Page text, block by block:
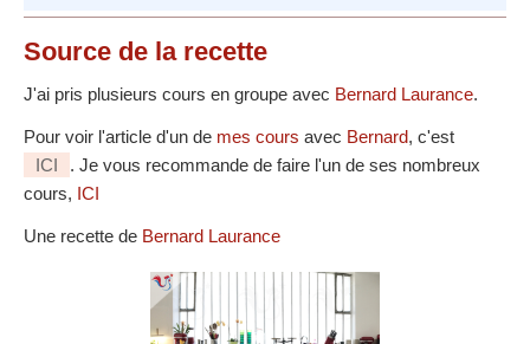
Source de la recette
J'ai pris plusieurs cours en groupe avec Bernard Laurance.
Pour voir l'article d'un de mes cours avec Bernard, c'est
ICI
. Je vous recommande de faire l'un de ses nombreux
cours, ICI
Une recette de Bernard Laurance